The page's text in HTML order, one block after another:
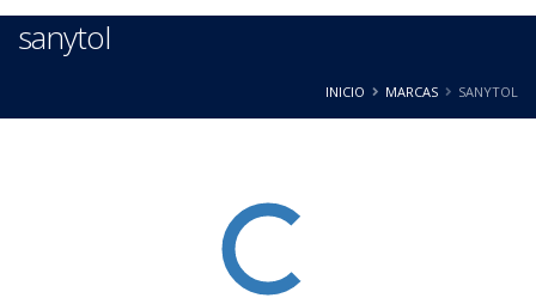
sanytol
INICIO MARCAS SANYTOL